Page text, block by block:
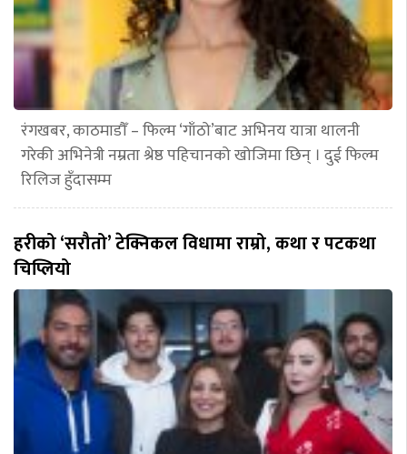
रंगखबर, काठमाडौँ – फिल्म ‘गाँठो’बाट अभिनय यात्रा थालनी
गरेकी अभिनेत्री नम्रता श्रेष्ठ पहिचानको खोजिमा छिन् । दुई फिल्म
रिलिज हुँदासम्म
हरीको ‘सरौतो’ टेक्निकल विधामा राम्रो, कथा र पटकथा
चिप्लियो